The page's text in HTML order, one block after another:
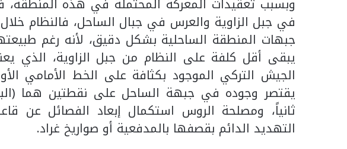
في جبل الزاوية والعرس في جبال الساحل، فالنظام
جبهات المنطقة الساحلية بشكل دقيق، لأنه رغم طبيعتها
يبقى أقل كلفة على النظام من جبل الزاوية، الذي
يقتصر وجوده في جبهة الساحل على نقطتين هما
ثانياً، ومصلحة الروس استكمال إبعاد الفصائل عن
التهديد الدائم بقصفها بالمدفعية أو صواريخ غراد.